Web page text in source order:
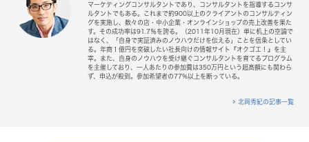
マーケティングコンサルタントであり、コンサルタントを指導するコンサ
ルタントでもある。これまで約900以上のクライアントのコンサルティン
グを実施し、数々の店・中小企業・オンラインショップの売上改善を果た
す。その成功率は91.7％を誇る。（2011年10月現在）単に机上の空論で
はなく、「自身で実証済みのノウハウだけを伝える」ことを信条としてい
る。年商１億円を突破したい社長向けの情報サイト『オクゴエ！』を主
宰。また、自身のノウハウを受け継ぐコンサルタントを育てるプログラム
を主催しており、一人あたりの参加費は350万円という超高額にも関わら
ず、申込が殺到。参加希望者の77%以上を断っている。
北岡秀紀の記事一覧